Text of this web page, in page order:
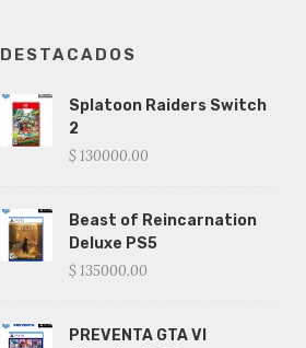
DESTACADOS
Splatoon Raiders Switch
2
$ 130000.00
Beast of Reincarnation
Deluxe PS5
$ 135000.00
PREVENTA GTA VI